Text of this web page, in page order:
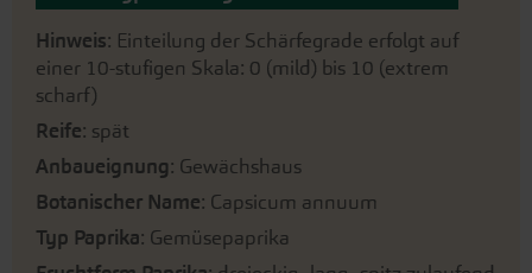
Hinweis: Einteilung der Schärfegrade erfolgt auf
einer 10-stufigen Skala: 0 (mild) bis 10 (extrem
scharf)
Reife: spät
Anbaueignung: Gewächshaus
Botanischer Name: Capsicum annuum
Typ Paprika: Gemüsepaprika